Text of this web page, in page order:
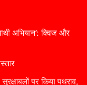
अभियान’: क्विज और
पर किया पथराव,